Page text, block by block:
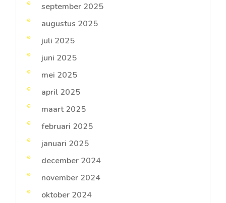
september 2025
augustus 2025
juli 2025
juni 2025
mei 2025
april 2025
maart 2025
februari 2025
januari 2025
december 2024
november 2024
oktober 2024